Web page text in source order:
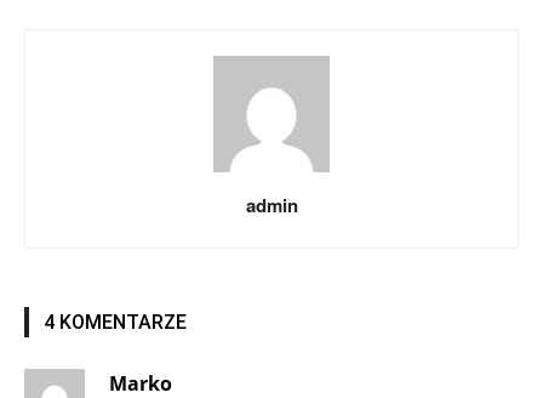
admin
4 KOMENTARZE
Marko